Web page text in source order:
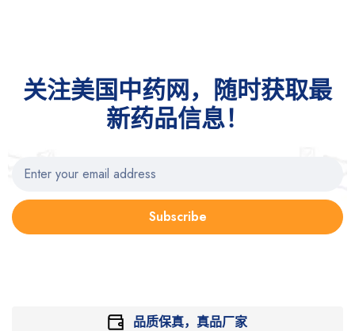
关注美国中药网，随时获取最
新药品信息！
Subscribe
品质保真，真品厂家